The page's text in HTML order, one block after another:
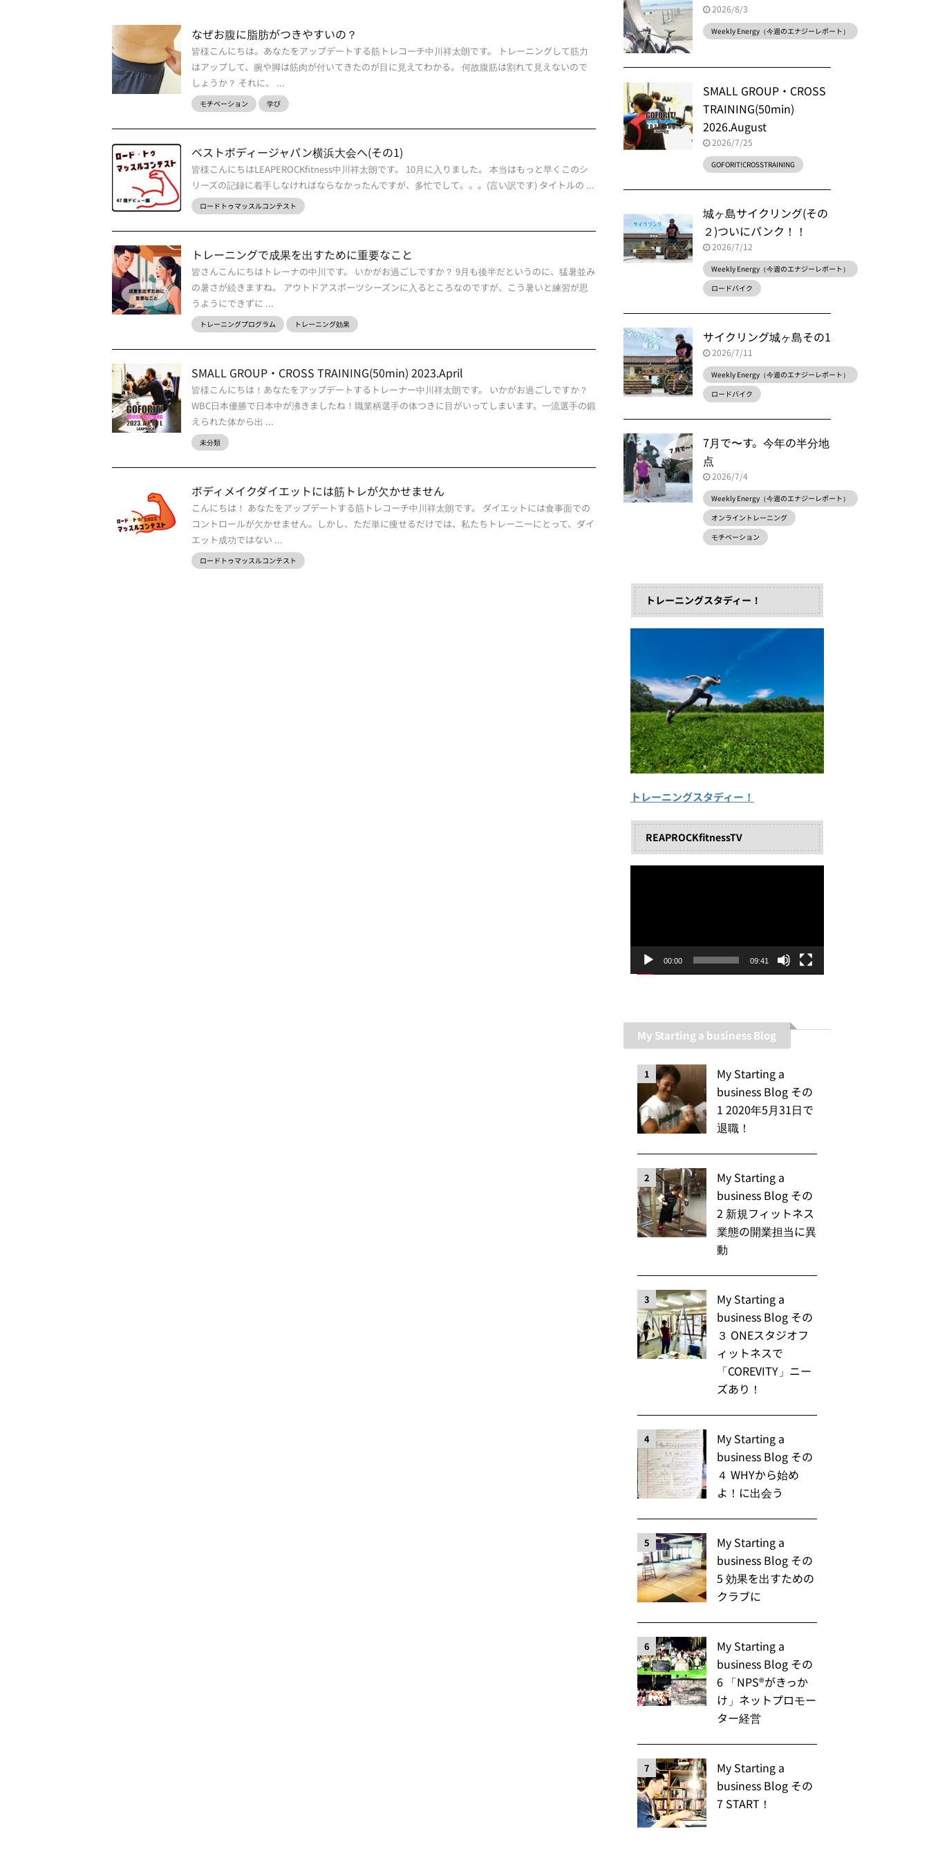
なぜお腹に脂肪がつきやすいの？
皆様こんにちは。あなたをアップデートする筋トレコーチ中川祥太朗です。 トレーニングして筋力
はアップして、腕や脚は筋肉が付いてきたのが目に見えてわかる。 何故腹筋は割れて見えないので
しょうか？ それに、 ...
モチベーション 学び
ベストボディージャパン横浜大会へ(その1)
皆様こんにちはLEAPEROCKfitness中川祥太朗です。 10月に入りました。 本当はもっと早くこのシ
リーズの記録に着手しなければならなかったんですが、多忙でして。。。(言い訳です) タイトルの ...
ロードトゥマッスルコンテスト
トレーニングで成果を出すために重要なこと
皆さんこんにちはトレーナの中川です。 いかがお過ごしですか？ 9月も後半だというのに、猛暑並み
の暑さが続きますね。 アウトドアスポーツシーズンに入るところなのですが、こう暑いと練習が思
うようにできずに ...
トレーニングプログラム トレーニング効果
SMALL GROUP・CROSS TRAINING(50min) 2023.April
皆様こんにちは！あなたをアップデートするトレーナー中川祥太朗です。 いかがお過ごしですか？
WBC日本優勝で日本中が沸きましたね！職業柄選手の体つきに目がいってしまいます。一流選手の鍛
えられた体から出 ...
未分類
ボディメイクダイエットには筋トレが欠かせません
こんにちは！ あなたをアップデートする筋トレコーチ中川祥太朗です。 ダイエットには食事面での
コントロールが欠かせません。しかし、ただ単に痩せるだけでは、私たちトレーニーにとって、ダイ
エット成功ではない ...
ロードトゥマッスルコンテスト
2026/8/3
Weekly Energy（今週のエナジーレポート）
SMALL GROUP・CROSS
TRAINING(50min)
2026.August
2026/7/25
GOFORIT!CROSSTRAINING
城ヶ島サイクリング(その
２)ついにパンク！！
2026/7/12
Weekly Energy（今週のエナジーレポート）
ロードバイク
サイクリング城ヶ島その1
2026/7/11
Weekly Energy（今週のエナジーレポート）
ロードバイク
7月で〜す。今年の半分地
点
2026/7/4
Weekly Energy（今週のエナジーレポート）
オンライントレーニング
モチベーション
トレーニングスタディー！
トレーニングスタディー！
REAPROCKfitnessTV
ー
00:00 09:41
My Starting a business Blog
1
My Starting a
business Blog その
1 2020年5月31日で
退職！
2
My Starting a
business Blog その
2 新規フィットネス
業態の開業担当に異
動
3
My Starting a
business Blog その
３ ONEスタジオフ
ィットネスで
「COREVITY」ニー
ズあり！
4
My Starting a
business Blog その
４ WHYから始め
よ！に出会う
5
My Starting a
business Blog その
5 効果を出すための
クラブに
6
My Starting a
business Blog その
6 「NPS®️がきっか
け」ネットプロモー
ター経営
7
My Starting a
business Blog その
7 START！